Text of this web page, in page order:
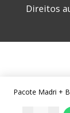
Pacote Madri +
Direitos